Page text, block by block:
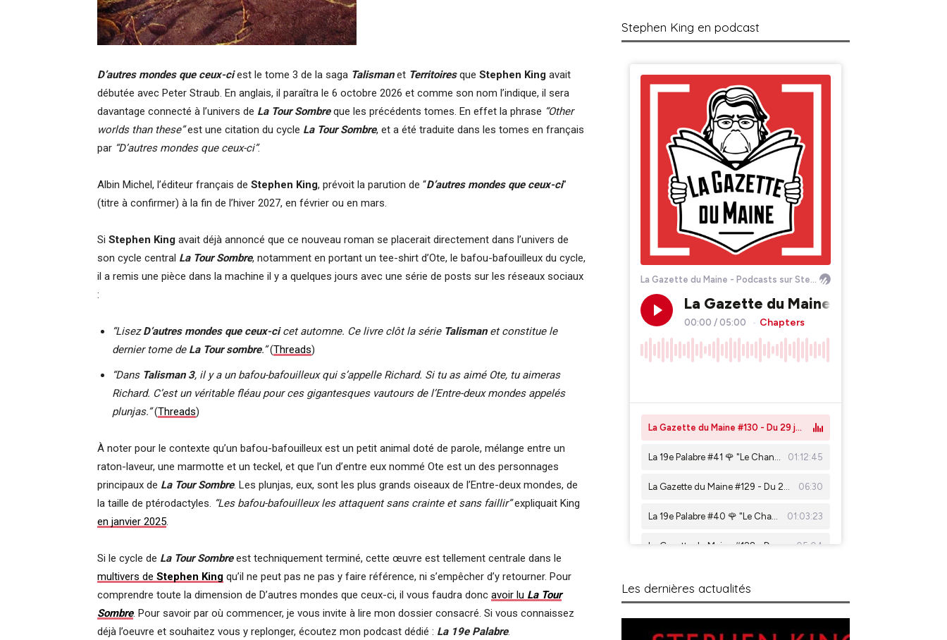
D’autres mondes que ceux-ciest le tome 3 de la saga Talismanet Territoiresque Stephen King avait
débutée avec Peter Straub. En anglais, il paraîtra le 6 octobre 2026 et comme son nom l’indique, il sera
davantage connecté à l’univers de La Tour Sombreque les précédents tomes. En effet la phrase “Other
worlds than these”est une citation du cycle La Tour Sombre, et a été traduite dans les tomes en français
par “D’autres mondes que ceux-ci”.
Albin Michel, l’éditeur français de Stephen King, prévoit la parution de “D’autres mondes que ceux-ci”
(titre à confirmer) à la fin de l’hiver 2027, en février ou en mars.
Si Stephen King avait déjà annoncé que ce nouveau roman se placerait directement dans l’univers de
son cycle central La Tour Sombre, notamment en portant un tee-shirt d’Ote, le bafou-bafouilleux du cycle,
il a remis une pièce dans la machine il y a quelques jours avec une série de posts sur les réseaux sociaux
:
“LisezD’autres mondes que ceux-cicet automne. Ce livre clôt la série Talismanet constitue le
dernier tome de La Tour sombre.”(Threads)
“Dans Talisman 3, il y a un bafou-bafouilleux qui s’appelle Richard. Si tu as aimé Ote, tu aimeras
Richard. C’est un véritable fléau pour ces gigantesques vautours de l’Entre-deux mondes appelés
plunjas.”(Threads)
À noter pour le contexte qu’un bafou-bafouilleux est un petit animal doté de parole, mélange entre un
raton-laveur, une marmotte et un teckel, et que l’un d’entre eux nommé Ote est un des personnages
principaux de La Tour Sombre. Les plunjas, eux, sont les plus grands oiseaux de l’Entre-deux mondes, de
la taille de ptérodactyles. “Les bafou-bafouilleux les attaquent sans crainte et sans faillir”expliquait King
en janvier 2025.
Si le cycle de La Tour Sombreest techniquement terminé, cette œuvre est tellement centrale dans le
multivers de Stephen King qu’il ne peut pas ne pas y faire référence, ni s’empêcher d’y retourner. Pour
comprendre toute la dimension de D’autres mondes que ceux-ci, il vous faudra donc avoir lu La Tour
Sombre. Pour savoir par où commencer, je vous invite à lire mon dossier consacré. Si vous connaissez
déjà l’oeuvre et souhaitez vous y replonger, écoutez mon podcast dédié : La 19e Palabre.
Stephen King en podcast
Les dernières actualités